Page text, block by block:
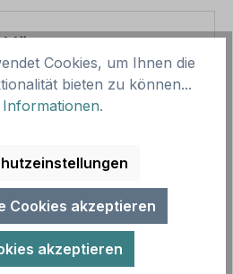
22,91 €
22,91 €
MwSt. zzgl. Versandkosten
im Warenkorb sind
Endpreise möglich.
Cookies, um Ihnen die
bieten zu können...
.
Cookies akzeptieren
akzeptieren